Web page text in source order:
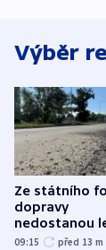
Výběr
Ze státního
dopravy
nedostanou
kraje na
09:15 před 13 m